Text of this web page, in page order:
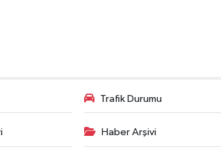
Trafik Durumu
Haber Arşivi